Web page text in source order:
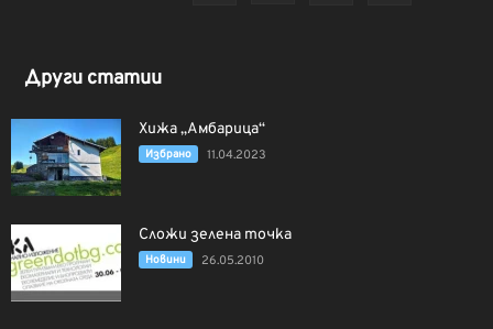
Други статии
Хижа „Амбарица“
Избрано 11.04.2023
Сложи зелена точка
Новини 26.05.2010